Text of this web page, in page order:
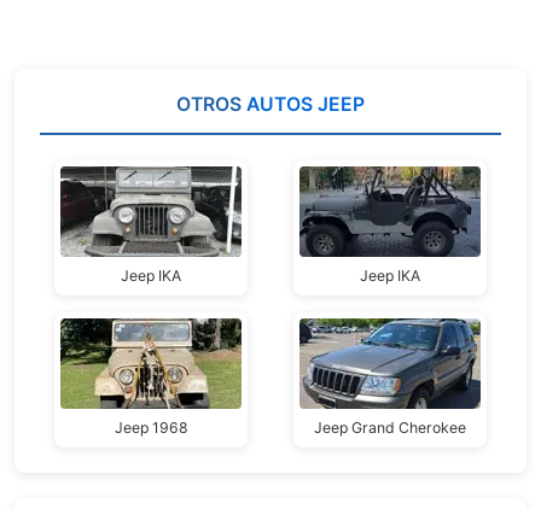
OTROS AUTOS JEEP
Jeep IKA Jeep IKA
Jeep 1968 Jeep Grand Cherokee